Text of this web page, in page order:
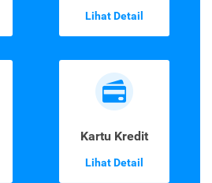
Lihat Detail
Kartu Kredit
Lihat Detail